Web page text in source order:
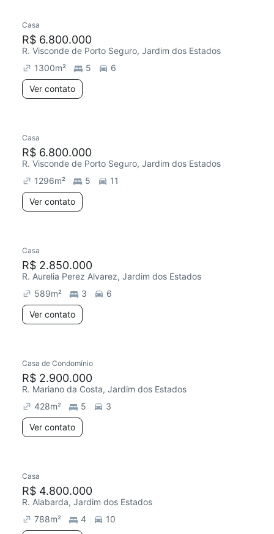
Casa
R$ 6.800.000
R. Visconde de Porto Seguro, Jardim dos Estados
1300m² 5
6
Ver contato
Casa
R$ 6.800.000
R. Visconde de Porto Seguro, Jardim dos Estados
1296m² 5
11
Ver contato
Casa
R$ 2.850.000
R. Aurelia Perez Alvarez, Jardim dos Estados
589m² 3
6
Ver contato
Casa de Condomínio
R$ 2.900.000
R. Mariano da Costa, Jardim dos Estados
428m² 5
3
Ver contato
Casa
R$ 4.800.000
R. Alabarda, Jardim dos Estados
788m² 4
10